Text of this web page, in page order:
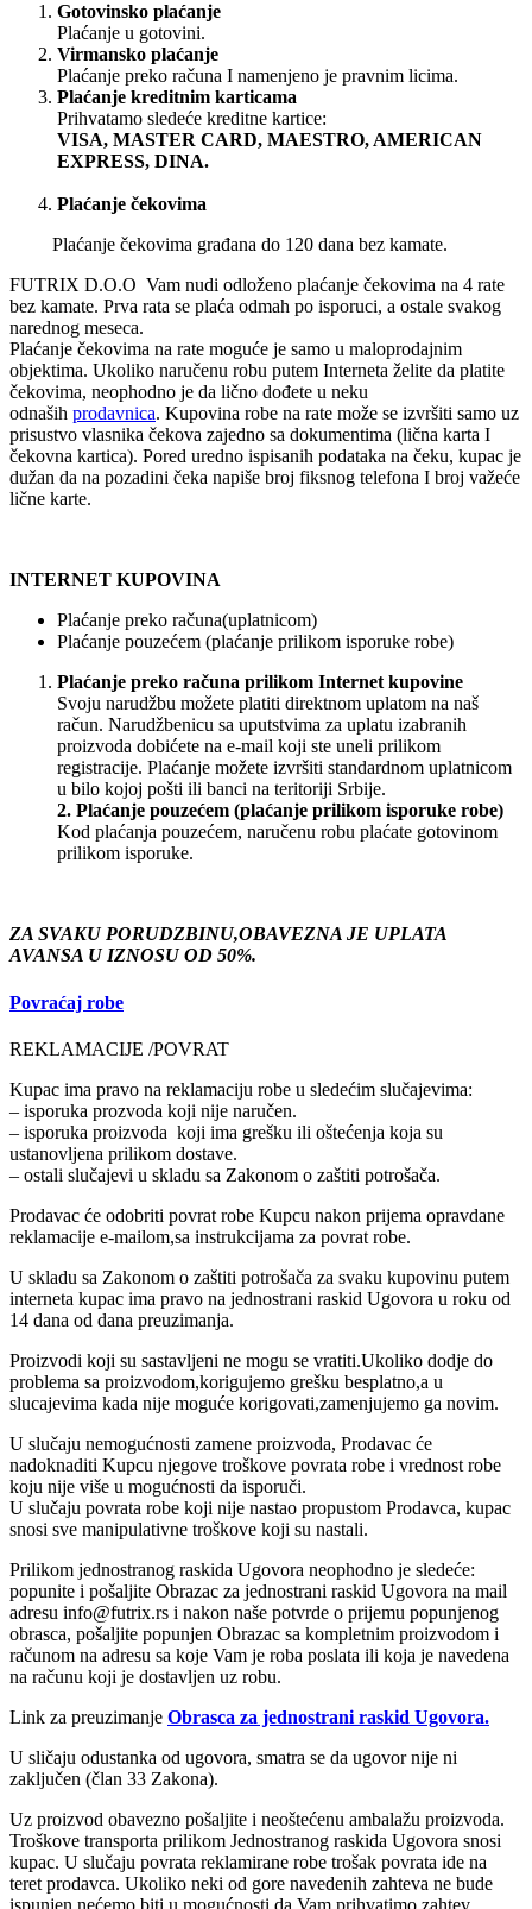
Gotovinsko plaćanje
Plaćanje u gotovini.
Virmansko plaćanje
Plaćanje preko računa I namenjeno je pravnim licima.
Plaćanje kreditnim karticama
Prihvatamo sledeće kreditne kartice:
VISA, MASTER CARD, MAESTRO, AMERICAN
EXPRESS, DINA.
Plaćanje čekovima
Plaćanje čekovima građana do 120 dana bez kamate.
FUTRIX D.O.O Vam nudi odloženo plaćanje čekovima na 4 rate
bez kamate. Prva rata se plaća odmah po isporuci, a ostale svakog
narednog meseca.
Plaćanje čekovima na rate moguće je samo u maloprodajnim
objektima. Ukoliko naručenu robu putem Interneta želite da platite
čekovima, neophodno je da lično dođete u neku
odnaših prodavnica. Kupovina robe na rate može se izvršiti samo uz
prisustvo vlasnika čekova zajedno sa dokumentima (lična karta I
čekovna kartica). Pored uredno ispisanih podataka na čeku, kupac je
dužan da na pozadini čeka napiše broj fiksnog telefona I broj važeće
lične karte.
INTERNET KUPOVINA
Plaćanje preko računa(uplatnicom)
Plaćanje pouzećem (plaćanje prilikom isporuke robe)
Plaćanje preko računa prilikom Internet kupovine
Svoju narudžbu možete platiti direktnom uplatom na naš
račun. Narudžbenicu sa uputstvima za uplatu izabranih
proizvoda dobićete na e-mail koji ste uneli prilikom
registracije. Plaćanje možete izvršiti standardnom uplatnicom
u bilo kojoj pošti ili banci na teritoriji Srbije.
2. Plaćanje pouzećem (plaćanje prilikom isporuke robe)
Kod plaćanja pouzećem, naručenu robu plaćate gotovinom
prilikom isporuke.
ZA SVAKU PORUDZBINU,OBAVEZNA JE UPLATA
AVANSA U IZNOSU OD 50%.
Povraćaj robe
REKLAMACIJE /POVRAT
Kupac ima pravo na reklamaciju robe u sledećim slučajevima:
– isporuka prozvoda koji nije naručen.
– isporuka proizvoda koji ima grešku ili oštećenja koja su
ustanovljena prilikom dostave.
– ostali slučajevi u skladu sa Zakonom o zaštiti potrošača.
Prodavac će odobriti povrat robe Kupcu nakon prijema opravdane
reklamacije e-mailom,sa instrukcijama za povrat robe.
U skladu sa Zakonom o zaštiti potrošača za svaku kupovinu putem
interneta kupac ima pravo na jednostrani raskid Ugovora u roku od
14 dana od dana preuzimanja.
Proizvodi koji su sastavljeni ne mogu se vratiti.Ukoliko dodje do
problema sa proizvodom,korigujemo grešku besplatno,a u
slucajevima kada nije moguće korigovati,zamenjujemo ga novim.
U slučaju nemogućnosti zamene proizvoda, Prodavac će
nadoknaditi Kupcu njegove troškove povrata robe i vrednost robe
koju nije više u mogućnosti da isporuči.
U slučaju povrata robe koji nije nastao propustom Prodavca, kupac
snosi sve manipulativne troškove koji su nastali.
Prilikom jednostranog raskida Ugovora neophodno je sledeće:
popunite i pošaljite Obrazac za jednostrani raskid Ugovora na mail
adresu info@futrix.rs i nakon naše potvrde o prijemu popunjenog
obrasca, pošaljite popunjen Obrazac sa kompletnim proizvodom i
računom na adresu sa koje Vam je roba poslata ili koja je navedena
na računu koji je dostavljen uz robu.
Link za preuzimanje Obrasca za jednostrani raskid Ugovora.
U sličaju odustanka od ugovora, smatra se da ugovor nije ni
zaključen (član 33 Zakona).
Uz proizvod obavezno pošaljite i neoštećenu ambalažu proizvoda.
Troškove transporta prilikom Jednostranog raskida Ugovora snosi
kupac. U slučaju povrata reklamirane robe trošak povrata ide na
teret prodavca. Ukoliko neki od gore navedenih zahteva ne bude
ispunjen nećemo biti u mogućnosti da Vam prihvatimo zahtev.